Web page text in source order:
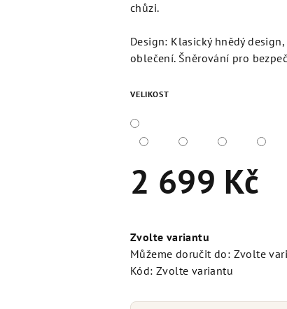
chůzi.
Design: Klasický hnědý
oblečení. Šněrování pro
VELIKOST
2 699 Kč
cena:
Zvolte variantu
Můžeme doručit do: Zvolte
Kód: Zvolte variantu